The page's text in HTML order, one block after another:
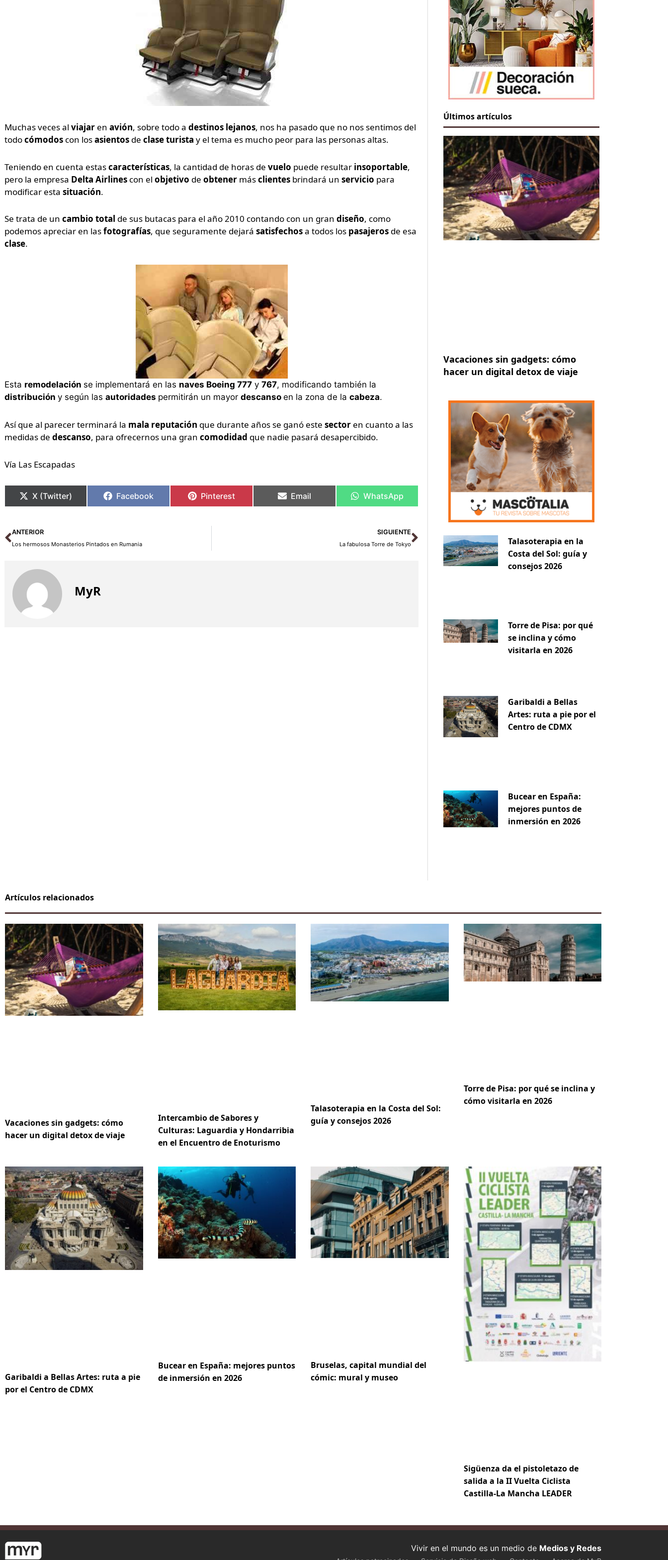
Muchas veces al viajar en avión, sobre todo a destinos lejanos, nos ha pasado que no nos sentimos del
todocómodos con losasientos de clase turista y el tema es mucho peor para las personas altas.
Teniendo en cuenta estascaracterísticas, la cantidad de horas de vuelo puede resultar insoportable,
pero la empresa Delta Airlines con el objetivo de obtener másclientes brindará un servicio para
modificar esta situación.
Se trata de un cambio total de sus butacas para el año 2010 contando con un gran diseño, como
podemos apreciar en lasfotografías, que seguramente dejará satisfechosa todos los pasajeros de esa
clase.
Esta remodelación se implementará en las naves Boeing 777y 767, modificando también la
distribución y según las autoridades permitirán un mayor descanso en la zona de la cabeza.
Así que al parecer terminará la mala reputación que durante años se ganó este sector en cuanto a las
medidas de descanso, para ofrecernos una gran comodidad que nadie pasará desapercibido.
Vía Las Escapadas
X (Twitter) Facebook Pinterest Email WhatsApp
Ant
ANTERIOR
Los hermosos Monasterios Pintados en Rumania
SIGUIENTE
La fabulosa Torre de Tokyo
Siguiente
MyR
Últimos artículos
Vacaciones sin gadgets: cómo
hacer un digital detox de viaje
Talasoterapia en la
Costa del Sol: guía y
consejos 2026
Torre de Pisa: por qué
se inclina y cómo
visitarla en 2026
Garibaldi a Bellas
Artes: ruta a pie por el
Centro de CDMX
Bucear en España:
mejores puntos de
inmersión en 2026
Artículos relacionados
Vacaciones sin gadgets: cómo
hacer un digital detox de viaje
Intercambio de Sabores y
Culturas: Laguardia y Hondarribia
en el Encuentro de Enoturismo
Talasoterapia en la Costa del Sol:
guía y consejos 2026
Torre de Pisa: por qué se inclina y
cómo visitarla en 2026
Garibaldi a Bellas Artes: ruta a pie
por el Centro de CDMX
Bucear en España: mejores puntos
de inmersión en 2026
Bruselas, capital mundial del
cómic: mural y museo
Sigüenza da el pistoletazo de
salida a la II Vuelta Ciclista
Castilla-La Mancha LEADER
Vivir en el mundo es un medio de Medios y Redes